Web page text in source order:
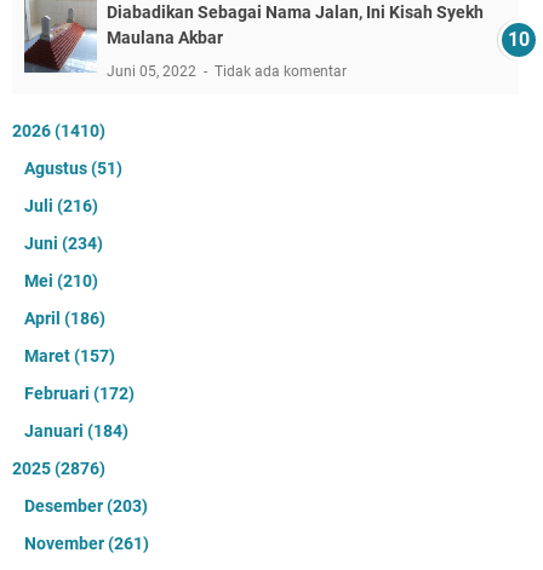
Diabadikan Sebagai Nama Jalan, Ini Kisah Syekh
Maulana Akbar
Juni 05, 2022 Tidak ada komentar
2026(1410)
Agustus(51)
Juli (216)
Juni (234)
Mei (210)
April (186)
Maret(157)
Februari (172)
Januari (184)
2025(2876)
Desember(203)
November(261)